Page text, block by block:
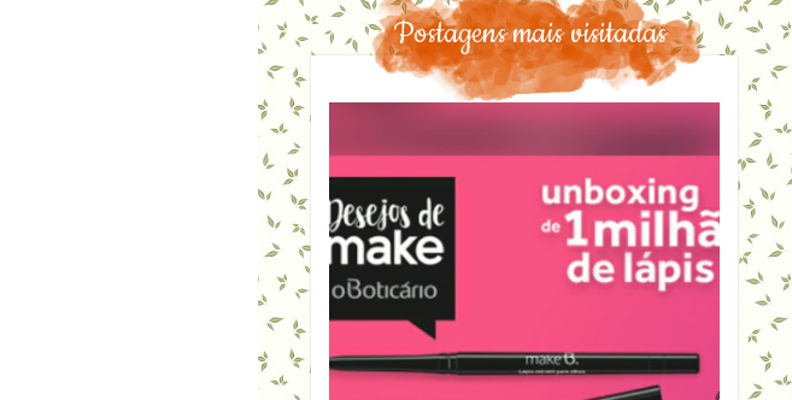
Postagens mais visitadas